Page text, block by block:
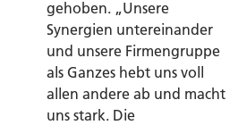
gehoben. „Unsere
Synergien untereinander
und unsere Firmengruppe
als Ganzes hebt uns voll
allen andere ab und macht
uns stark. Die